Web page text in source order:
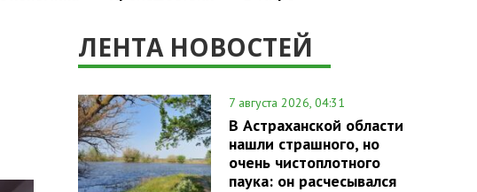
ЛЕНТА НОВОСТЕЙ
7 августа 2026, 04:31
В Астраханской области
нашли страшного, но
очень чистоплотного
паука: он расчесывался